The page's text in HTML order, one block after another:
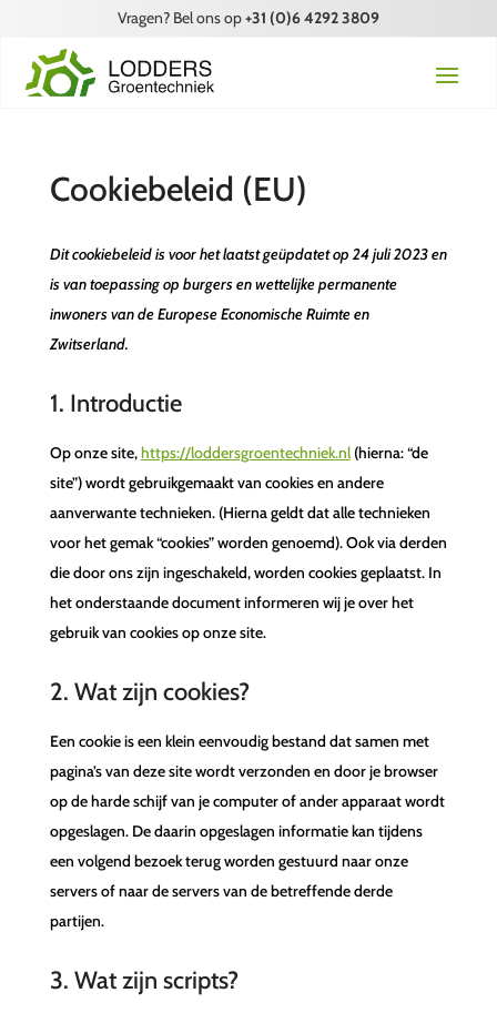
Vragen? Bel ons op+31 (0)6 4292 3809
Cookiebeleid (EU)
Dit cookiebeleid is voor het laatst geüpdatet op 24 juli 2023 en
is van toepassing op burgers en wettelijke permanente
inwoners van de Europese Economische Ruimte en
Zwitserland.
1. Introductie
Op onze site,https://loddersgroentechniek.nl(hierna: “de
site”) wordt gebruikgemaakt van cookies en andere
aanverwante technieken. (Hierna geldt dat alle technieken
voor het gemak “cookies” worden genoemd). Ook via derden
die door ons zijn ingeschakeld, worden cookies geplaatst. In
het onderstaande document informeren wij je over het
gebruik van cookies op onze site.
2. Wat zijn cookies?
Een cookie is een klein eenvoudig bestand dat samen met
pagina’s van deze site wordt verzonden en door je browser
op de harde schijf van je computer of ander apparaat wordt
opgeslagen. De daarin opgeslagen informatie kan tijdens
een volgend bezoek terug worden gestuurd naar onze
servers of naar de servers van de betreffende derde
partijen.
3. Wat zijn scripts?